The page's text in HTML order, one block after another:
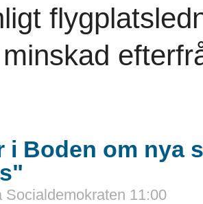
i Boden om nya
11:00